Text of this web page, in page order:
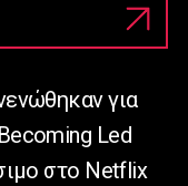
για
Becoming Led
στο Netflix